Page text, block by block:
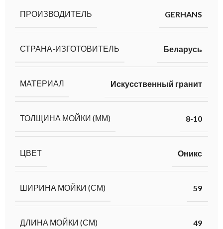
ПРОИЗВОДИТЕЛЬ GERHANS
СТРАНА-ИЗГОТОВИТЕЛЬ Беларусь
МАТЕРИАЛ Искусственный гранит
ТОЛЩИНА МОЙКИ (ММ) 8-10
ЦВЕТ Оникс
ШИРИНА МОЙКИ (СМ) 59
ДЛИНА МОЙКИ (СМ) 49